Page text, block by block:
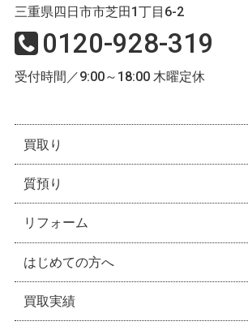
三重県四日市市芝田1丁目6-2
0120-928-319
受付時間／9:00～18:00 木曜定休
買取り
質預り
リフォーム
はじめての方へ
買取実績